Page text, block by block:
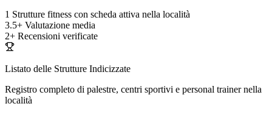
1 Strutture fitness con scheda attiva nella località
3.5+ Valutazione media
2+ Recensioni verificate
Listato delle Strutture Indicizzate
Registro completo di palestre, centri sportivi e personal trainer nella
località